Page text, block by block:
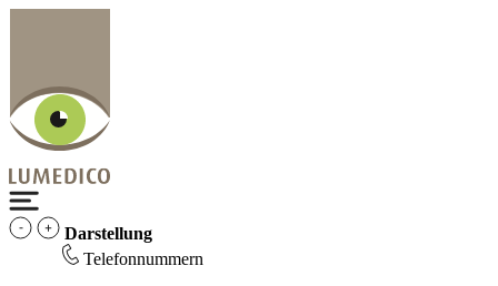
Darstellung
Telefonnummern